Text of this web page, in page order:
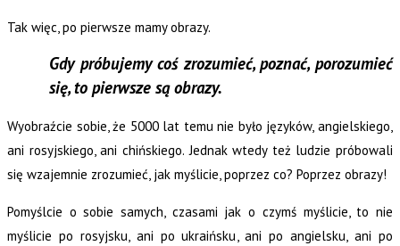
Tak więc, po pierwsze mamy obrazy.
Gdy próbujemy coś zrozumieć, poznać, porozumieć
się, to pierwsze są obrazy.
Wyobraźcie sobie, że 5000 lat temu nie było języków, angielskiego,
ani rosyjskiego, ani chińskiego. Jednak wtedy też ludzie próbowali
się wzajemnie zrozumieć, jak myślicie, poprzez co? Poprzez obrazy!
Pomyślcie o sobie samych, czasami jak o czymś myślicie, to nie
myślicie po rosyjsku, ani po ukraińsku, ani po angielsku, ani po